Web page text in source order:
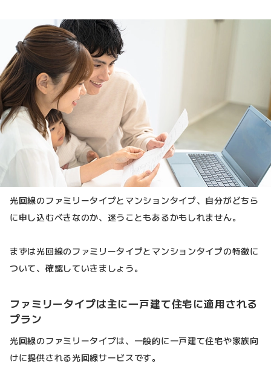
光回線のファミリータイプとマンションタイプ、自分がどちら
に申し込むべきなのか、迷うこともあるかもしれません。
まずは光回線のファミリータイプとマンションタイプの特徴に
ついて、確認していきましょう。
ファミリータイプは主に一戸建て住宅に適用される
プラン
光回線のファミリータイプは、一般的に一戸建て住宅や家族向
けに提供される光回線サービスです。